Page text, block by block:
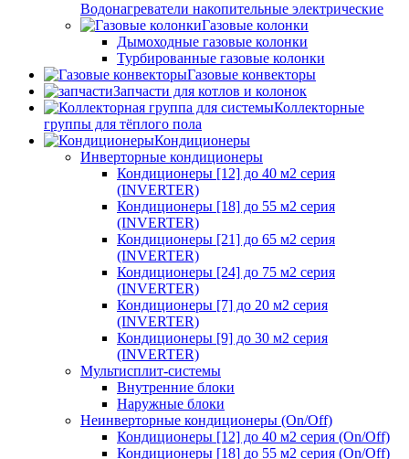
Водонагреватели накопительные электрические
Газовые колонки
Дымоходные газовые колонки
Турбированные газовые колонки
Газовые конвекторы
Запчасти для котлов и колонок
Коллекторные
группы для тёплого пола
Кондиционеры
Инверторные кондиционеры
Кондиционеры [12] до 40 м2 серия
(INVERTER)
Кондиционеры [18] до 55 м2 серия
(INVERTER)
Кондиционеры [21] до 65 м2 серия
(INVERTER)
Кондиционеры [24] до 75 м2 серия
(INVERTER)
Кондиционеры [7] до 20 м2 серия
(INVERTER)
Кондиционеры [9] до 30 м2 серия
(INVERTER)
Мультисплит-системы
Внутренние блоки
Наружные блоки
Неинверторные кондиционеры (On/Off)
Кондиционеры [12] до 40 м2 серия (On/Off)
Кондиционеры [18] до 55 м2 серия (On/Off)